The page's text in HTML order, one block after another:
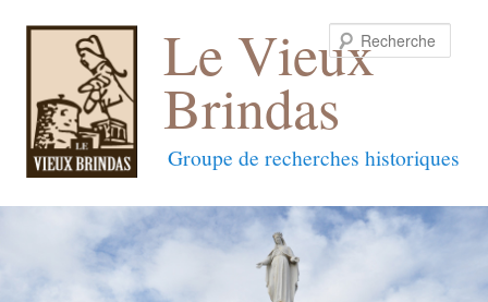
Le Vieux
Brindas
Groupe de recherches historiques